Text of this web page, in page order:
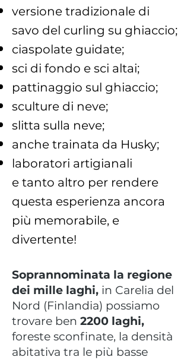
versione tradizionale di
savo del curling su ghiaccio;
ciaspolate guidate;
sci di fondo e sci altai;
pattinaggio sul ghiaccio;
sculture di neve;
slitta sulla neve;
anche trainata da Husky;
laboratori artigianali
e tanto altro per rendere
questa esperienza ancora
più memorabile, e
divertente!
Soprannominata la regione
dei mille laghi, in Carelia del
Nord (Finlandia) possiamo
trovare ben 2200 laghi,
foreste sconfinate, la densità
abitativa tra le più basse